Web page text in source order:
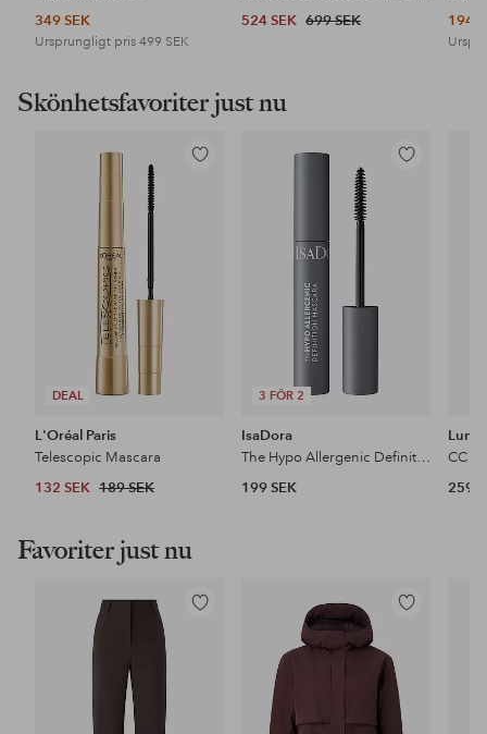
349 SEK
Ursprungligt pris 499 SEK
524 SEK 699 SEK 194
Skönhetsfavoriter just nu
DEAL
Lägg
L'Oréal Paris
Telescopic Mascara
132 SEK 189 SEK
3 FÖR 2
Lägg
IsaDora
The Hypo Allergenic Definition Mascara
199 SEK
259
Favoriter just nu
Lägg
Lägg
favoriter